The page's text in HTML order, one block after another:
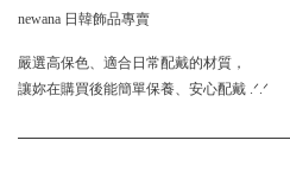
newana 日韓飾品專賣
嚴選高保色、適合日常配戴的材質，
讓妳在購買後能簡單保養、安心配戴 .ᐟ.ᐟ